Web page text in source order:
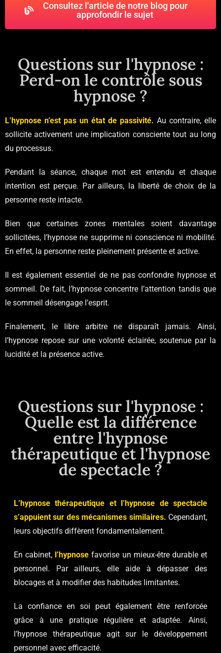
Consultez l'article de notre blog pour
approfondir le sujet
Questions sur l'hypnose :
Perd-on le contrôle sous
hypnose ?
L’hypnose n’est pas un état de passivité. Au contraire, elle
sollicite activement une implication consciente tout au long
du processus.
Pendant la séance, chaque mot est entendu et chaque
intention est perçue. Par ailleurs, la liberté de choix de la
personne reste intacte.
Bien que certaines zones mentales soient davantage
sollicitées, l’hypnose ne supprime ni conscience ni mobilité.
En effet, la personne reste pleinement présente et active.
Il est également essentiel de ne pas confondre hypnose et
sommeil. De fait, l’hypnose concentre l’attention tandis que
le sommeil désengage l’esprit.
Finalement, le libre arbitre ne disparaît jamais. Ainsi,
l’hypnose repose sur une volonté éclairée, soutenue par la
lucidité et la présence active.
Questions sur l'hypnose :
Quelle est la différence
entre l'hypnose
thérapeutique et l'hypnose
de spectacle ?
L’hypnose thérapeutique et l’hypnose de spectacle
s’appuient sur des mécanismes similaires. Cependant,
leurs objectifs diffèrent fondamentalement.
En cabinet, l’hypnose favorise un mieux-être durable et
personnel. Par ailleurs, elle aide à dépasser des
blocages et à modifier des habitudes limitantes.
La confiance en soi peut également être renforcée
grâce à une pratique régulière et adaptée. Ainsi,
l’hypnose thérapeutique agit sur le développement
personnel avec efficacité.